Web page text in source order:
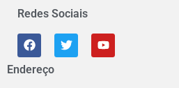
Redes Sociais
Endereço